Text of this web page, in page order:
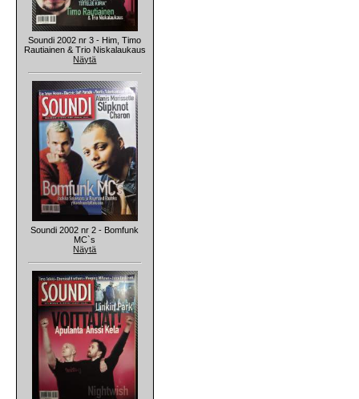
Soundi 2002 nr 3 - Him, Timo
Rautiainen & Trio Niskalaukaus
Näytä
Soundi 2002 nr 2 - Bomfunk
MC`s
Näytä